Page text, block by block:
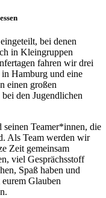
bei denen
in Kleingruppen
fahren wir drei
Hamburg und eine
einen großen
den Jugendlichen
seinen Teamer*innen, die
Als Team werden wir
Zeit gemeinsam
viel Gesprächsstoff
Spaß haben und
Glauben